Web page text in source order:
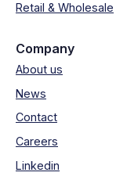
Retail & Wholesale
Company
About us
News
Contact
Careers
Linkedin